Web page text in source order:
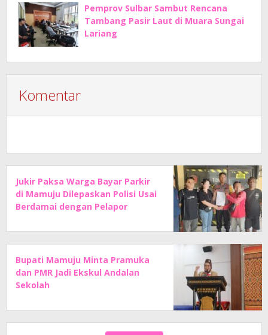
Pemprov Sulbar Sambut Rencana
Tambang Pasir Laut di Muara Sungai
Lariang
Komentar
Jukir Paksa Warga Bayar Parkir
di Mamuju Dilepaskan Polisi Usai
Berdamai dengan Pelapor
Bupati Mamuju Minta Pramuka
dan PMR Jadi Ekskul Andalan
Sekolah